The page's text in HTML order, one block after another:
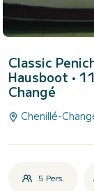
Classic
Hausboot •
Changé
Chenillé-
5 Pers.